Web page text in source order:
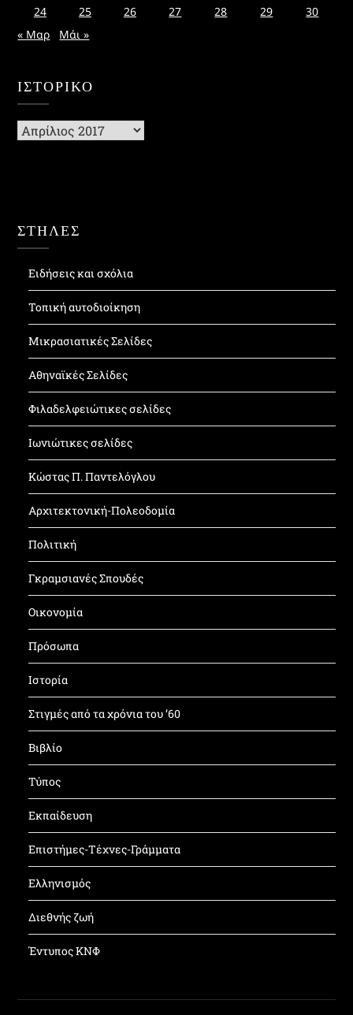
24
25 26 27 28 29
30
« Μαρ
Μάι »
ΙΣΤΟΡΙΚΌ
Ιστορικό
ΣΤΗΛΕΣ
Ειδήσεις και σχόλια
Τοπική αυτοδιοίκηση
Μικρασιατικές Σελίδες
Αθηναϊκές Σελίδες
Φιλαδελφειώτικες σελίδες
Ιωνιώτικες σελίδες
Κώστας Π. Παντελόγλου
Αρχιτεκτονική-Πολεοδομία
Πολιτική
Γκραμσιανές Σπουδές
Οικονομία
Πρόσωπα
Ιστορία
Στιγμές από τα χρόνια του ’60
Βιβλίο
Τύπος
Εκπαίδευση
Επιστήμες-Τέχνες-Γράμματα
Ελληνισμός
Διεθνής ζωή
Έντυπος ΚΝΦ